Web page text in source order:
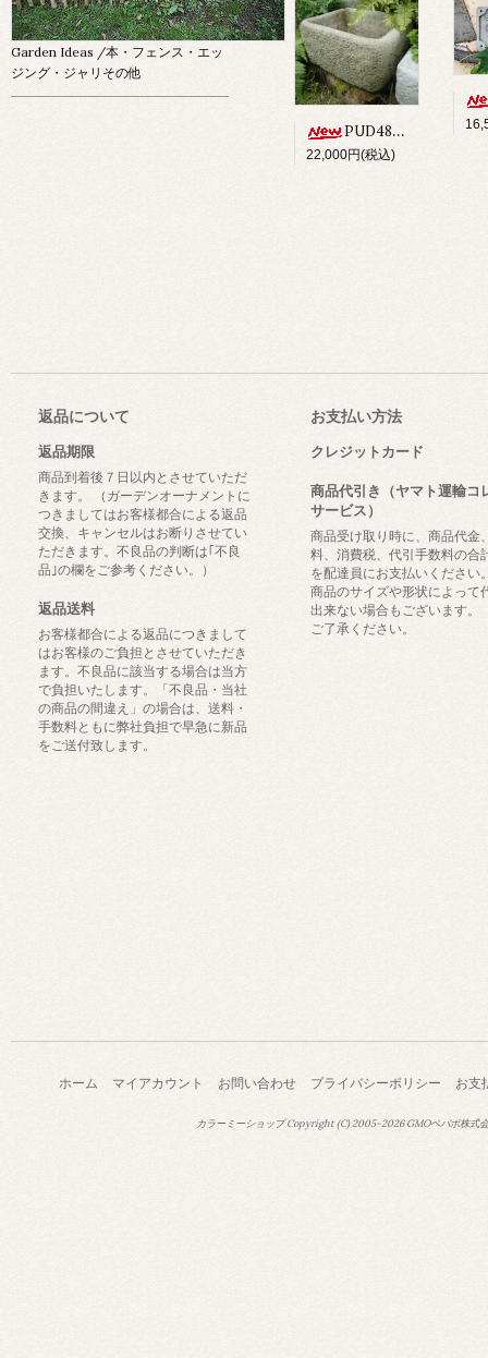
PUD48 ALPINE PLANTER
22,000円(税込)
Garden Ideas /本・フェンス・エッ
ジング・ジャリその他
返品について
返品期限
商品到着後７日以内とさせていただ
きます。 （ガーデンオーナメントに
つきましてはお客様都合による返品
交換、キャンセルはお断りさせてい
ただきます。不良品の判断は｢不良
品｣の欄をご参考ください。）
返品送料
お客様都合による返品につきまして
はお客様のご負担とさせていただき
ます。不良品に該当する場合は当方
で負担いたします。「不良品・当社
の商品の間違え」の場合は、送料・
手数料ともに弊社負担で早急に新品
をご送付致します。
お支払い方法
クレジットカード
商品代引き（ヤマト運輸コ
サービス）
商品受け取り時に、商品代金
料、消費税、代引手数料の合
を配達員にお支払いください
商品のサイズや形状によって
出来ない場合もございます。
ご了承ください。
ホーム マイアカウント お問い合わせ プライバシーポリシー お支
カラーミーショップCopyright (C) 2005-2026GMOペパボ株式